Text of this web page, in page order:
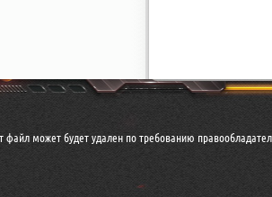
файл может будет удален по требованию